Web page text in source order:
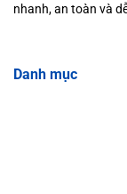
nhanh, an toàn và
Danh mục